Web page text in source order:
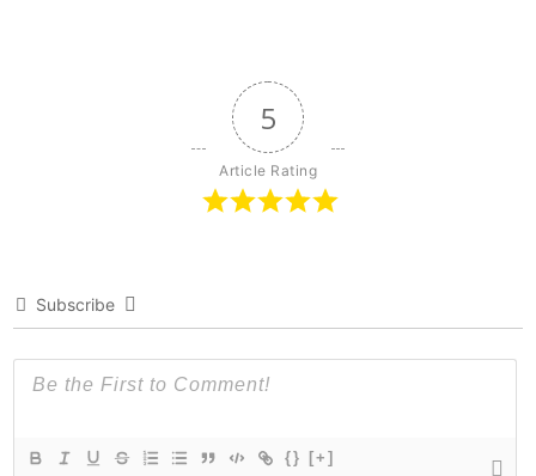
5
Article Rating
Subscribe
{} [+]